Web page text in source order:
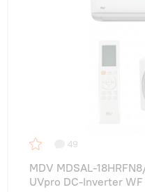
49
MDV MDSAL-
UVpro DC-Inverter WF